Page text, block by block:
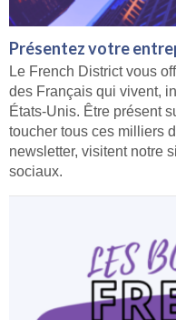
Présentez votre
Le French District vous
des Français qui vivent,
États-Unis. Être présent
toucher tous ces milliers
newsletter, visitent notre
sociaux.